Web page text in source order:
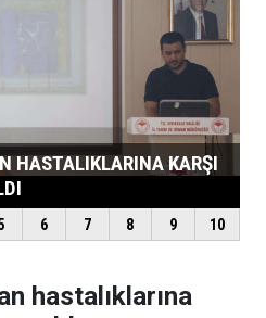
hastalıklarına